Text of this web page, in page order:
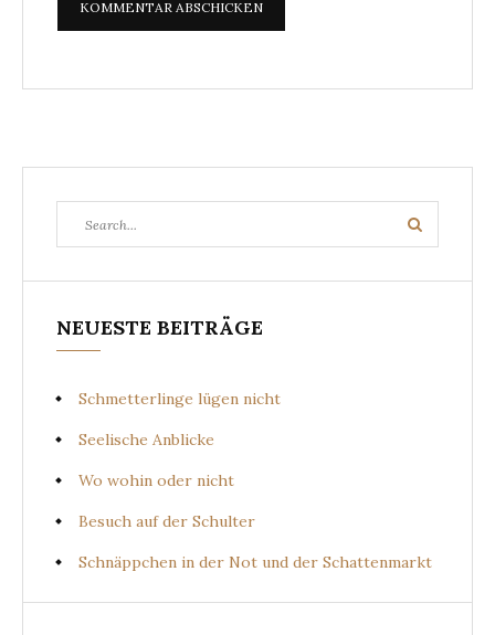
for:
Search
NEUESTE BEITRÄGE
Schmetterlinge lügen nicht
Seelische Anblicke
Wo wohin oder nicht
Besuch auf der Schulter
Schnäppchen in der Not und der Schattenmarkt